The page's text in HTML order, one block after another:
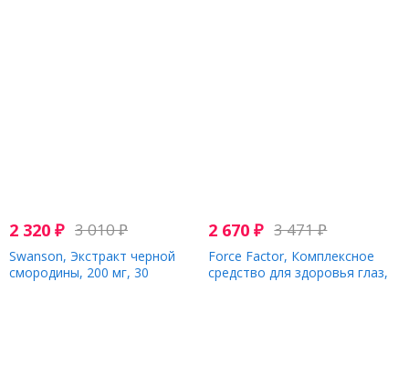
2 320 ₽ 3 010₽
Swanson, Экстракт черной
смородины, 200 мг, 30
2 670₽ 3 471₽
Force Factor, Комплексное
средство для здоровья глаз,